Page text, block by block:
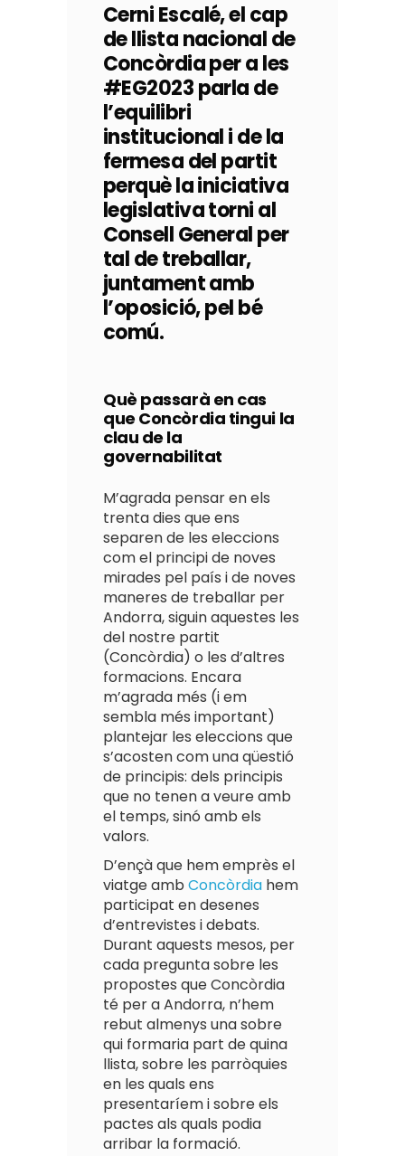
Cerni Escalé, el cap
de llista nacional de
Concòrdia per a les
#EG2023 parla de
l’equilibri
institucional i de la
fermesa del partit
perquè la iniciativa
legislativa torni al
Consell General per
tal de treballar,
juntament amb
l’oposició, pel bé
comú.
Què passarà en cas
que Concòrdia tingui la
clau de la
governabilitat
M’agrada pensar en els
trenta dies que ens
separen de les eleccions
com el principi de noves
mirades pel país i de noves
maneres de treballar per
Andorra, siguin aquestes les
del nostre partit
(Concòrdia) o les d’altres
formacions. Encara
m’agrada més (i em
sembla més important)
plantejar les eleccions que
s’acosten com una qüestió
de principis: dels principis
que no tenen a veure amb
el temps, sinó amb els
valors.
D’ençà que hem emprès el
viatge amb Concòrdia hem
participat en desenes
d’entrevistes i debats.
Durant aquests mesos, per
cada pregunta sobre les
propostes que Concòrdia
té per a Andorra, n’hem
rebut almenys una sobre
qui formaria part de quina
llista, sobre les parròquies
en les quals ens
presentaríem i sobre els
pactes als quals podia
arribar la formació.